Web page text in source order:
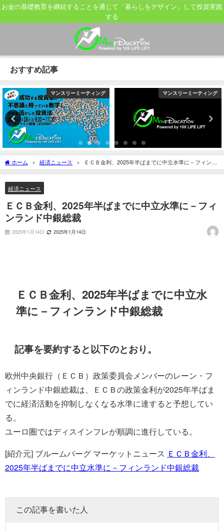
お金の基礎教育を継続することを通じて「暮らしをデザイン」して投資実践
する
おすすめ記事
マンスリーミーティング マンスリーミーティング
ホーム 経済ニュース
ＥＣＢ金利、2025年半ばまでに中立水準に－フィンラ
ンド中銀総裁
経済ニュース
ＥＣＢ金利、2025年半ばまでに中立水準に－フィ
ンランド中銀総裁
2025年1月14日 2025年1月14日
ＥＣＢ金利、2025年半ばまでに中立水
準に－フィンランド中銀総裁
記事を要約すると以下のとおり。
欧州中央銀行（ＥＣＢ）政策委員会メンバーのレーン・フ
ィンランド中銀総裁は、ＥＣＢの政策金利が2025年半ばま
でに経済活動を抑制しなくなる水準に達すると予想してい
る。
ユーロ圏ではディスインフレが順調に進行している。
[紹介元] ブルームバーグ マーケットニュース ＥＣＢ金利、
2025年半ばまでに中立水準に－フィンランド中銀総裁
この記事を書いた人